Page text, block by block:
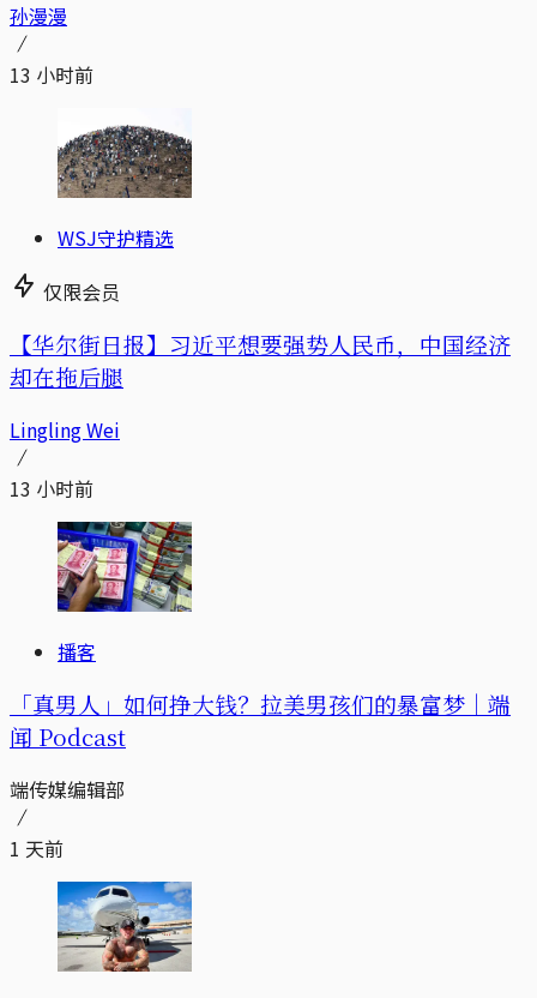
孙漫漫
13 小时前
WSJ守护精选
仅限会员
【华尔街日报】习近平想要强势人民币，中国经济
却在拖后腿
Lingling Wei
13 小时前
播客
「真男人」如何挣大钱？拉美男孩们的暴富梦｜端
闻 Podcast
端传媒编辑部
1 天前